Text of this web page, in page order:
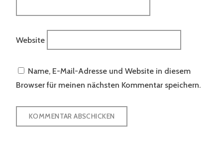
Website
Name, E-Mail-Adresse und Website in diesem
Browser für meinen nächsten Kommentar speichern.